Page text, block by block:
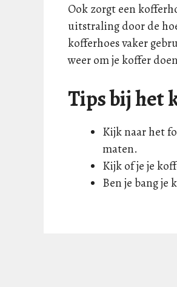
Ook zorgt een
uitstraling door de
kofferhoes vaker
weer om je koffer
Tips bij het
Kijk naar het
maten.
Kijk of je je
Ben je bang je